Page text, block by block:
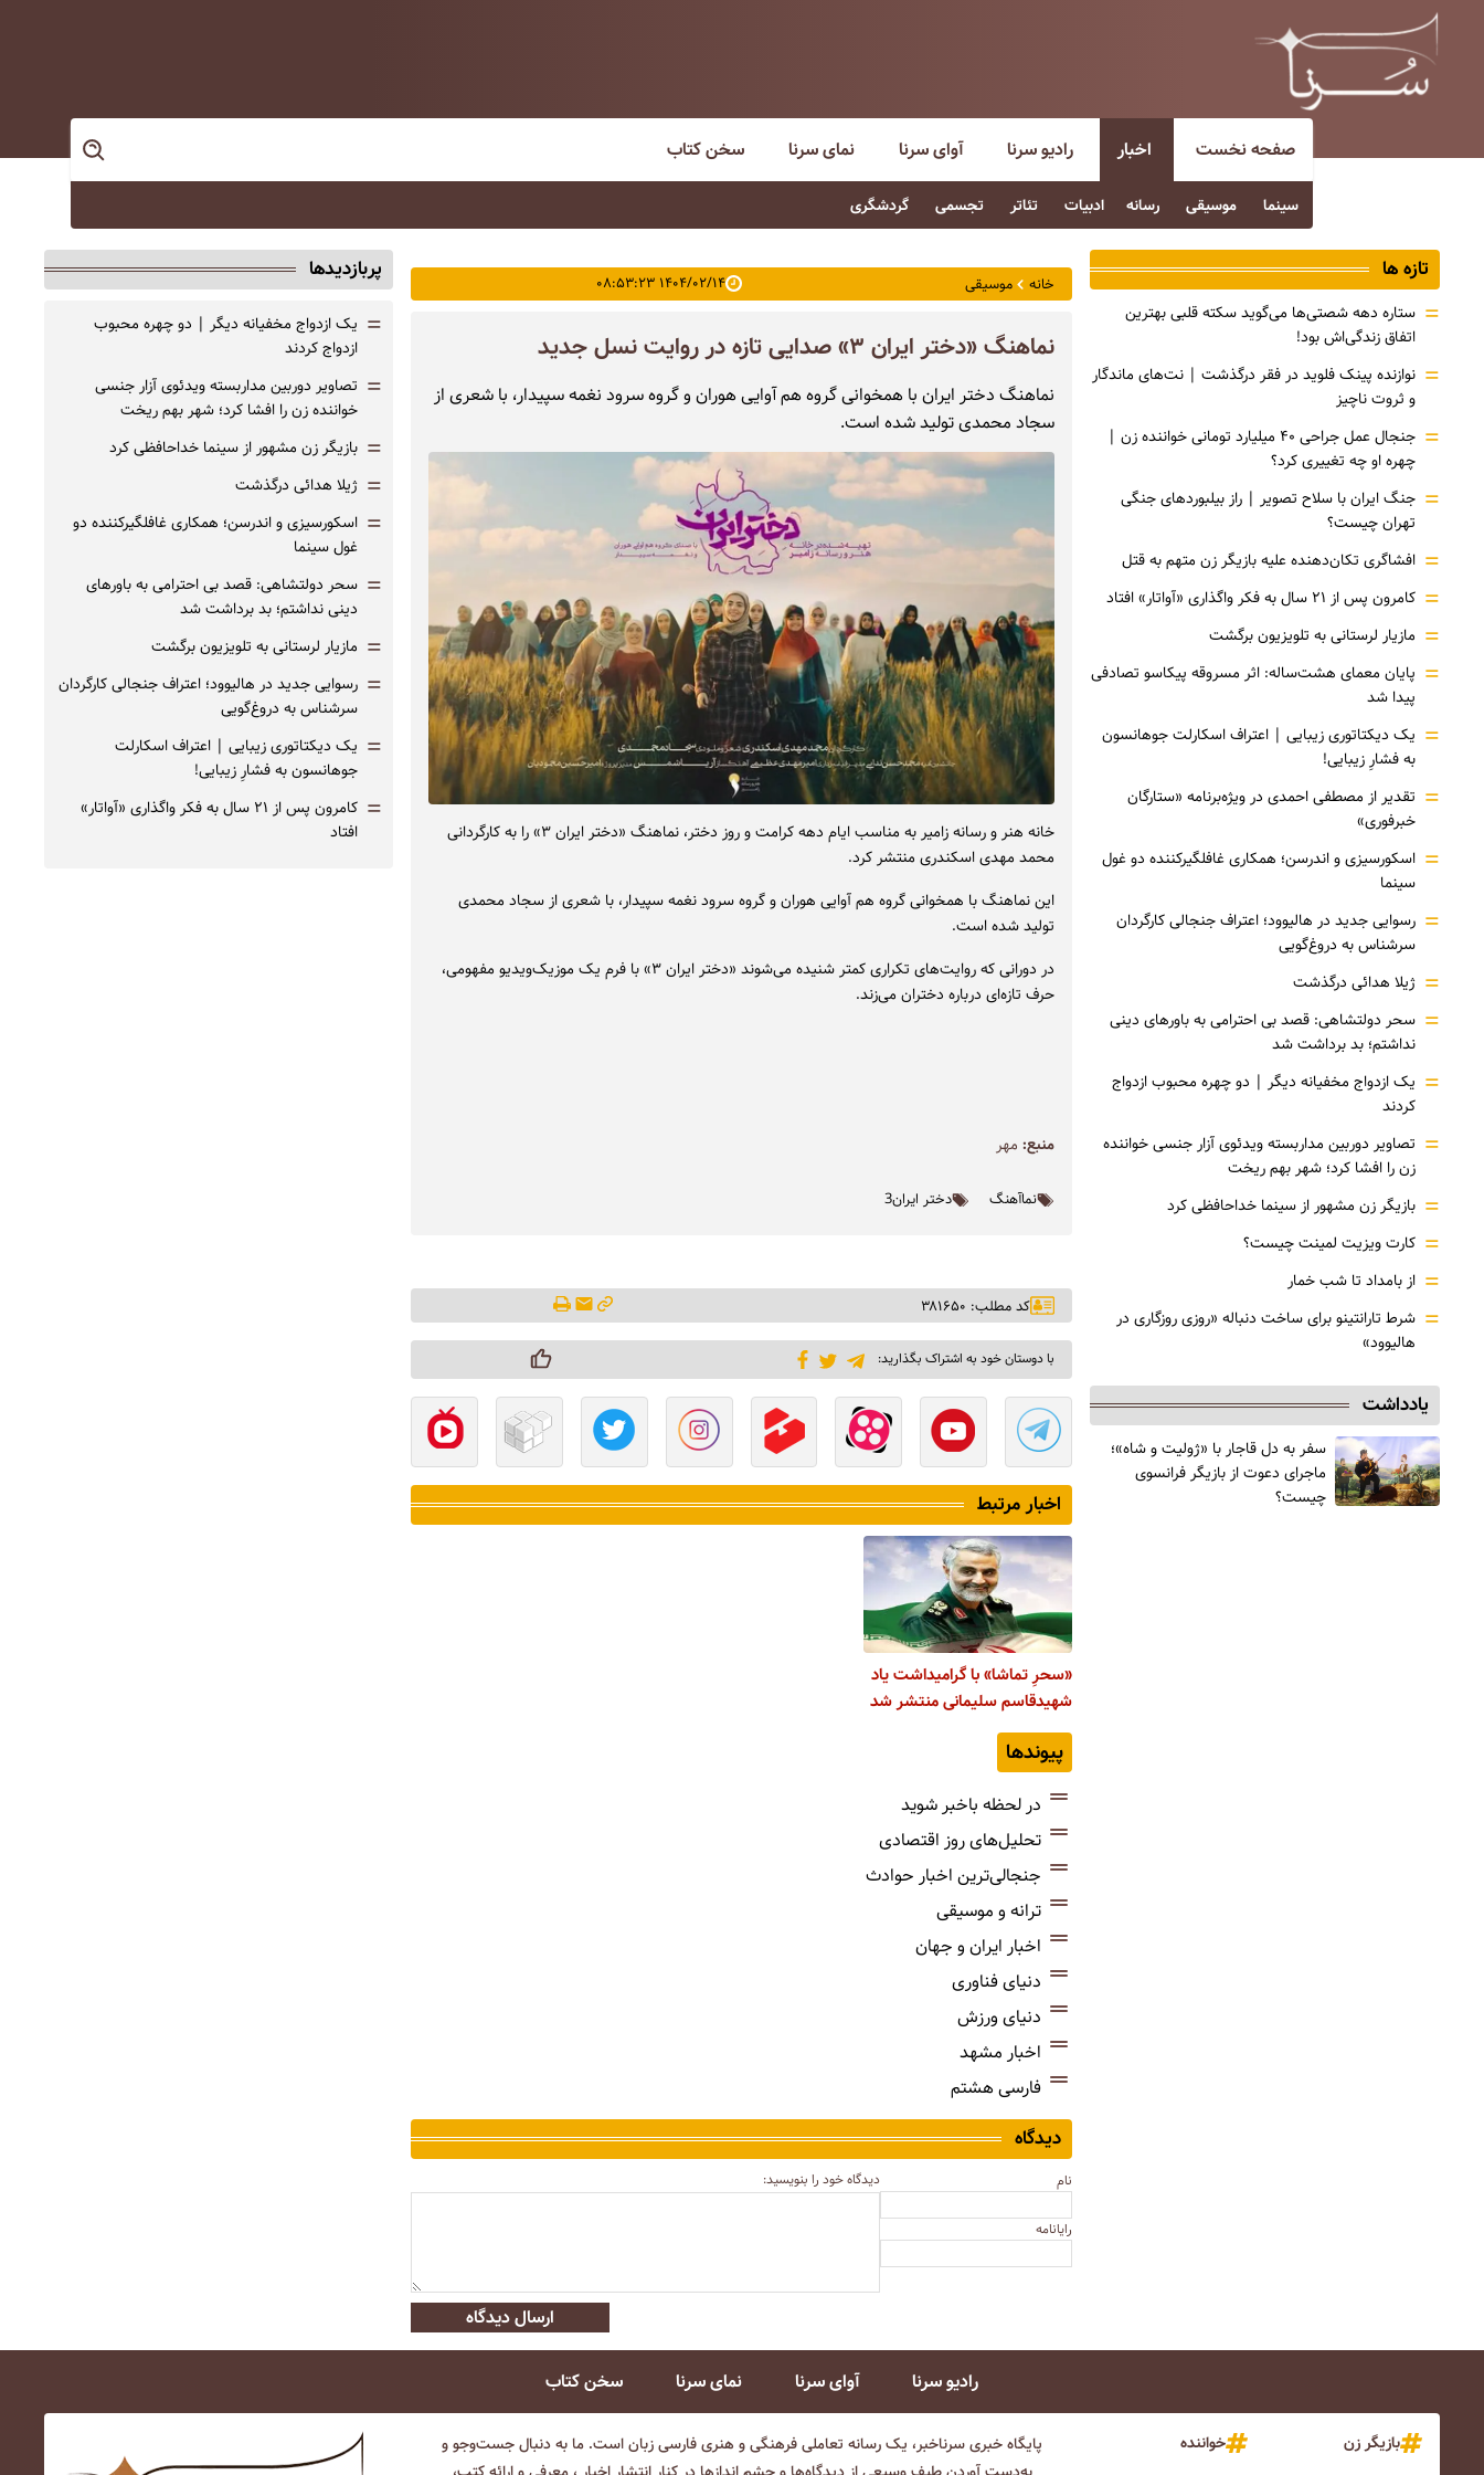
صفحه نخست اخبار
سینما موسیقی رسانه ادبیات تئاتر تجسمی گردشگری
رادیو سرنا آوای سرنا نمای سرنا سخن کتاب
خانه موسیقی ۱۴۰۴/۰۲/۱۴ ۰۸:۵۳:۲۳
نماهنگ «دختر ایران ۳» صدایی تازه در روایت نسل جدید
نماهنگ دختر ایران با همخوانی گروه هم آوایی هوران و گروه سرود نغمه سپیدار، با شعری از
سجاد محمدی تولید شده است.
خانه هنر و رسانه زامیر به مناسب ایام دهه کرامت و روز دختر، نماهنگ «دختر ایران ۳» را به کارگردانی
محمد مهدی اسکندری منتشر کرد.
این نماهنگ با همخوانی گروه هم آوایی هوران و گروه سرود نغمه سپیدار، با شعری از سجاد محمدی
تولید شده است.
در دورانی که روایت‌های تکراری کمتر شنیده می‌شوند «دختر ایران ۳» با فرم یک موزیک‌ویدیو مفهومی،
حرف تازه‌ای درباره دختران می‌زند.
منبع: مهر
نماآهنگ دختر ایران3
کد مطلب: ۳۸۱۶۵۰
با دوستان خود به اشتراک بگذارید:
اخبار مرتبط
«سحرِ تماشا» با گرامیداشت یاد
شهیدقاسم سلیمانی منتشر شد
پیوندها
در لحظه باخبر شوید
تحلیل‌های روز اقتصادی
جنجالی‌ترین اخبار حوادث
ترانه و موسیقی
اخبار ایران و جهان
دنیای فناوری
دنیای ورزش
اخبار مشهد
فارسی هشتم
دیدگاه
نام
رایانامه
دیدگاه خود را بنویسید:
ارسال دیدگاه
تازه ها
= ستاره دهه شصتی‌ها می‌گوید سکته قلبی بهترین
اتفاق زندگی‌اش بود!
= نوازنده پینک فلوید در فقر درگذشت | نت‌های ماندگار
و ثروت ناچیز
=
جنجال عمل جراحی ۴۰ میلیارد تومانی خواننده زن |
چهره او چه تغییری کرد؟
= جنگ ایران با سلاح تصویر | راز بیلبوردهای جنگی
تهران چیست؟
= افشاگری‌ تکان‌دهنده علیه بازیگر زن متهم به قتل
= کامرون پس از ۲۱ سال به فکر واگذاری «آواتار» افتاد
= مازیار لرستانی به تلویزیون برگشت
= پایان معمای هشت‌ساله: اثر مسروقه پیکاسو تصادفی
پیدا شد
= یک دیکتاتوری زیبایی | اعتراف اسکارلت جوهانسون
به فشارِ زیبایی!
= تقدیر از مصطفی احمدی در ویژه‌برنامه «ستارگان
خبرفوری»
= اسکورسیزی و اندرسن؛ همکاری غافلگیرکننده دو غول
سینما
= رسوایی جدید در هالیوود؛ اعتراف جنجالی کارگردان
سرشناس به دروغ‌گویی
= ژیلا هدائی درگذشت
= سحر دولتشاهی: قصد بی احترامی به باورهای دینی
نداشتم؛ بد برداشت شد
= یک ازدواج مخفیانه دیگر | دو چهره محبوب ازدواج
کردند
= تصاویر دوربین مداربسته ویدئوی آزار جنسی خواننده
زن را افشا کرد؛ شهر بهم ریخت
= بازیگر زن مشهور از سینما خداحافظی کرد
= کارت ویزیت لمینت چیست؟
= از بامداد تا شب خمار
= شرط تارانتینو برای ساخت دنباله «روزی روزگاری در
هالیوود»
یادداشت
سفر به دل قاجار با «ژولیت و شاه»؛
ماجرای دعوت از ‌بازیگر فرانسوی
چیست؟
پربازدیدها
= یک ازدواج مخفیانه دیگر | دو چهره محبوب
ازدواج کردند
= تصاویر دوربین مداربسته ویدئوی آزار جنسی
خواننده زن را افشا کرد؛ شهر بهم ریخت
= بازیگر زن مشهور از سینما خداحافظی کرد
= ژیلا هدائی درگذشت
= اسکورسیزی و اندرسن؛ همکاری غافلگیرکننده دو
غول سینما
= سحر دولتشاهی: قصد بی احترامی به باورهای
دینی نداشتم؛ بد برداشت شد
= مازیار لرستانی به تلویزیون برگشت
= رسوایی جدید در هالیوود؛ اعتراف جنجالی کارگردان
سرشناس به دروغ‌گویی
= یک دیکتاتوری زیبایی | اعتراف اسکارلت
جوهانسون به فشارِ زیبایی!
=
کامرون پس از ۲۱ سال به فکر واگذاری «آواتار»
افتاد
رادیو سرنا آوای سرنا نمای سرنا سخن کتاب
بازیگر زن
خواننده
پایگاه خبری سرناخبر، یک رسانه تعاملی فرهنگی و هنری فارسی زبان است. ما به دنبال جست‌و‌جو و